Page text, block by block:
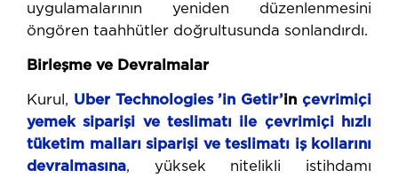
uygulamalarının yeniden düzenlenmesini
öngören taahhütler doğrultusunda sonlandırdı.
Birleşme ve Devralmalar
Kurul, Uber Technologies ’in Getir’inçevrimiçi
yemek siparişi ve teslimatı ile çevrimiçi hızlı
tüketim malları siparişi ve teslimatı iş kollarını
devralmasına, yüksek nitelikli istihdamı